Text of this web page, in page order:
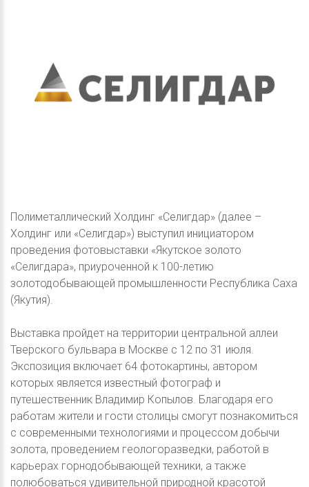
Полиметаллический Холдинг «Селигдар» (далее –
Холдинг или «Селигдар») выступил инициатором
проведения фотовыставки «Якутское золото
«Селигдара», приуроченной к 100-летию
золотодобывающей промышленности Республика Саха
(Якутия).
Выставка пройдет на территории центральной аллеи
Тверского бульвара в Москве с 12 по 31 июля.
Экспозиция включает 64 фотокартины, автором
которых является известный фотограф и
путешественник Владимир Копылов. Благодаря его
работам жители и гости столицы смогут познакомиться
с современными технологиями и процессом добычи
золота, проведением геологоразведки, работой в
карьерах горнодобывающей техники, а также
полюбоваться удивительной природной красотой